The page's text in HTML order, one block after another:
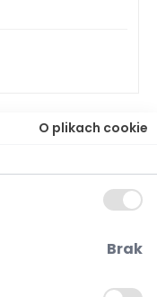
O plikach cookie
Brak